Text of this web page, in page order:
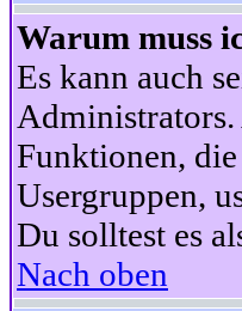
Warum muss
Es kann auch
Funktionen,
Usergruppen,
Du solltest es
Nach oben